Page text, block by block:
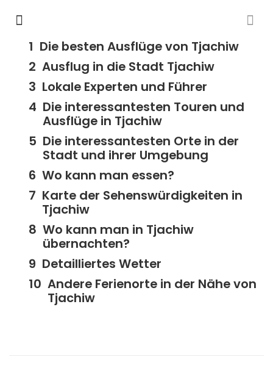
Die besten Ausflüge von Tjachiw
Ausflug in die Stadt Tjachiw
Lokale Experten und Führer
Die interessantesten Touren und
Ausflüge in Tjachiw
Die interessantesten Orte in der
Stadt und ihrer Umgebung
Wo kann man essen?
Karte der Sehenswürdigkeiten in
Tjachiw
Wo kann man in Tjachiw
übernachten?
Detailliertes Wetter
Andere Ferienorte in der Nähe von
Tjachiw